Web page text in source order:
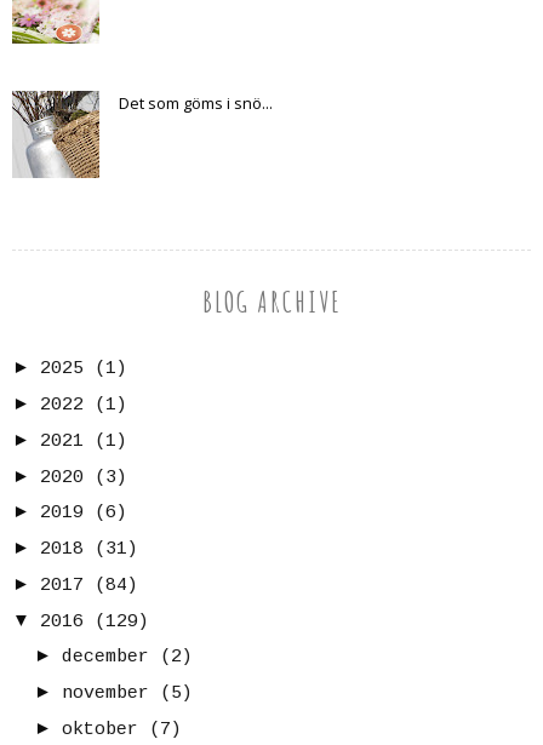
Det som göms i snö...
BLOG ARCHIVE
► 2025
(1)
► 2022
(1)
► 2021
(1)
► 2020
(3)
► 2019
(6)
► 2018
(31)
► 2017
(84)
▼
2016
(129)
► december
(2)
► november
(5)
► oktober
(7)